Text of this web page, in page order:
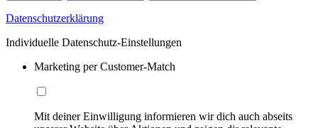
Datenschutzerklärung
Individuelle Datenschutz-Einstellungen
Marketing per Customer-Match
Mit deiner Einwilligung informieren wir dich auch abseits